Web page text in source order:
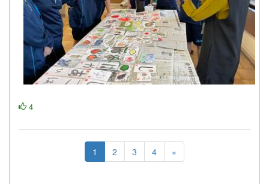
4
1 2 3 4 »